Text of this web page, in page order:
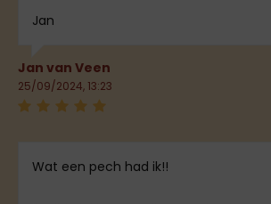
Jan
Jan van Veen
25/09/2024, 13:23
Wat een pech had ik!!